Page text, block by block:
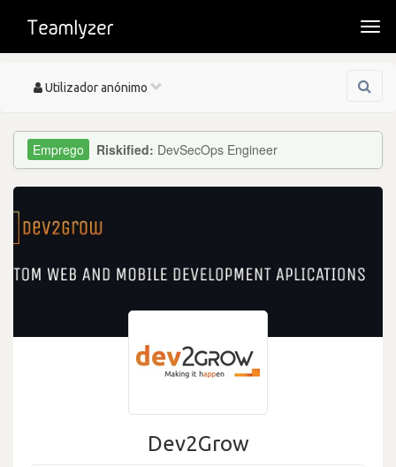
Toggle
Utilizador anónimo
Riskified: DevSecOps Engineer
Dev2Grow